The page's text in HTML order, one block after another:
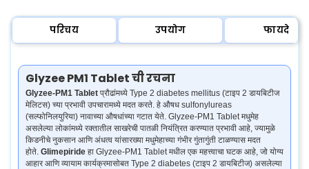
परिचय उपयोग फायदे
Glyzee PM1 Tablet ची रचना
Glyzee-PM1 Tablet प्रौढांमध्ये Type 2 diabetes mellitus (टाइप 2 डायबिटीज
मेलिटस) च्या प्रभावी उपचारामध्ये मदत करते. हे औषध sulfonylureas
(सल्फोनिलयुरिया) नावाच्या औषधांच्या गटात येते. Glyzee-PM1 Tablet मधुमेह
असलेल्या लोकांमध्ये रक्तातील साखरेची पातळी नियंत्रित करण्यात प्रभावी आहे, ज्यामुळे
किडनीचे नुकसान आणि अंधत्व यांसारख्या मधुमेहाच्या गंभीर गुंतागुंती टाळण्यास मदत
होते. Glimepiride हा Glyzee-PM1 Tablet मधील एक महत्त्वाचा घटक आहे, जो योग्य
आहार आणि व्यायाम कार्यक्रमासोबत Type 2 diabetes (टाइप 2 डायबिटीज) असलेल्या